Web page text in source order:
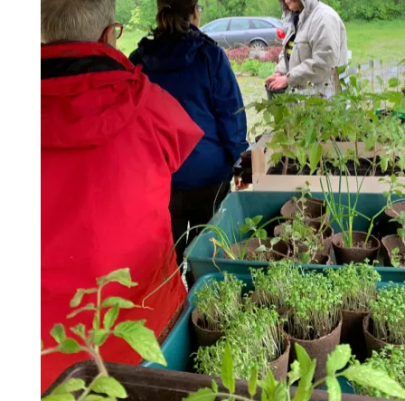
Schlechtes Wetter, gute Laune – wir hatten eine richtig
Saatgutbörse.
Bürgergärtner*innen bieten
Rundum-Service.